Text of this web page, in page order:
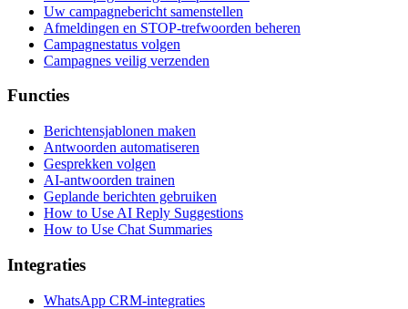
Uw campagnebericht samenstellen
Afmeldingen en STOP-trefwoorden beheren
Campagnestatus volgen
Campagnes veilig verzenden
Functies
Berichtensjablonen maken
Antwoorden automatiseren
Gesprekken volgen
AI-antwoorden trainen
Geplande berichten gebruiken
How to Use AI Reply Suggestions
How to Use Chat Summaries
Integraties
WhatsApp CRM-integraties